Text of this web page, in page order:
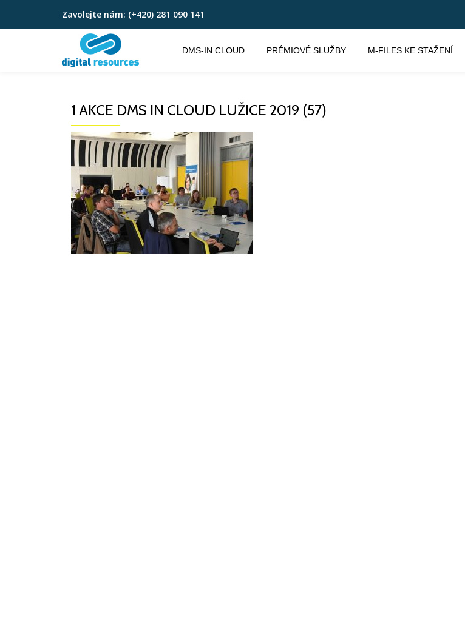
Přeskočit
Zavolejte nám: (+420) 281 090 141
DMS-IN.CLOUD PRÉMIOVÉ SLUŽBY M-FILES KE STAŽENÍ
1 AKCE DMS IN CLOUD LUŽICE 2019 (57)